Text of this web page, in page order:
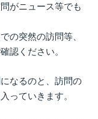
がニュース等でも
の突然の訪問等、
認ください。
なるのと、訪問の
っていきます。